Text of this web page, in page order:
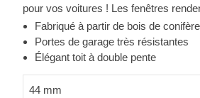
pour vos voitures ! Les fenêtres
lumineux et accueillant, et la
sécurité de vos voitures. Préparez-
d'allers-retours à la station de lavage
invités. CLASSIC DUO est un petit
Fabriqué à partir de bois de
Portes de garage très résistantes
Élégant toit à double pente
44 mm